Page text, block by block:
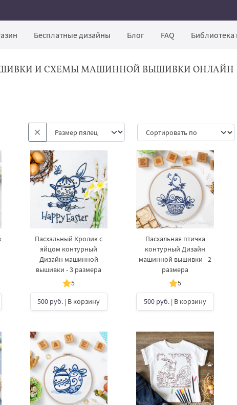
Бесплатные дизайны Блог FAQ
И СХЕМЫ МАШИННОЙ ВЫШИВКИ ОНЛАЙН
Пасхальный Кролик с
яйцом контурный
Дизайн машинной
вышивки - 3 размера
5
500 руб. | В корзину
Пасхальная птичка
контурный Дизайн
машинной вышивки - 2
размера
5
500 руб. | В корзину